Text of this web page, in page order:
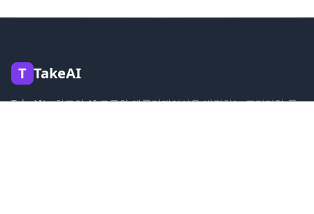
T TakeAI
TakeAI는 최고의 AI 도구와 애플리케이션을 발견하는 프리미엄 플